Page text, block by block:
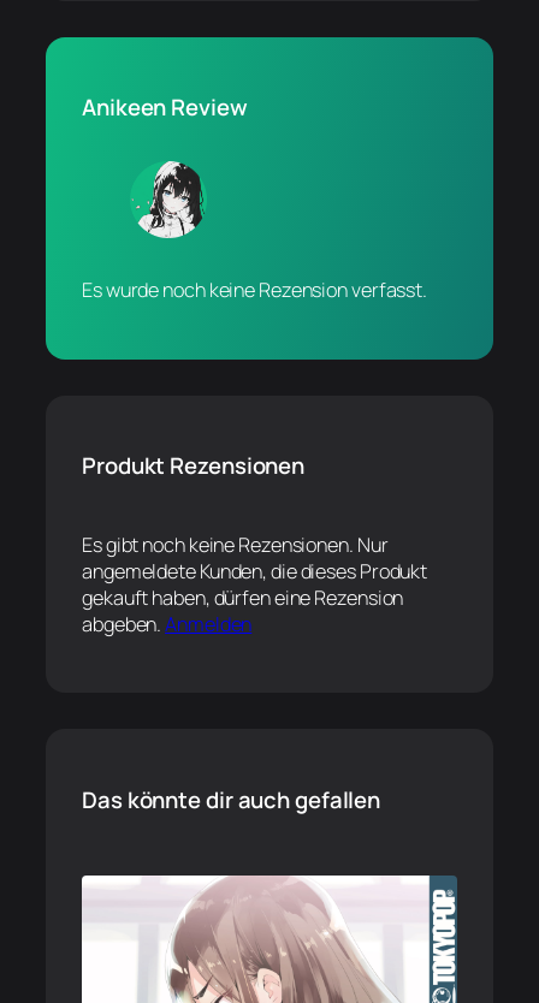
Anikeen Review
Es wurde noch keine Rezension verfasst.
Produkt Rezensionen
Es gibt noch keine Rezensionen. Nur
angemeldete Kunden, die dieses Produkt
gekauft haben, dürfen eine Rezension
abgeben.Anmelden
Das könnte dir auch gefallen